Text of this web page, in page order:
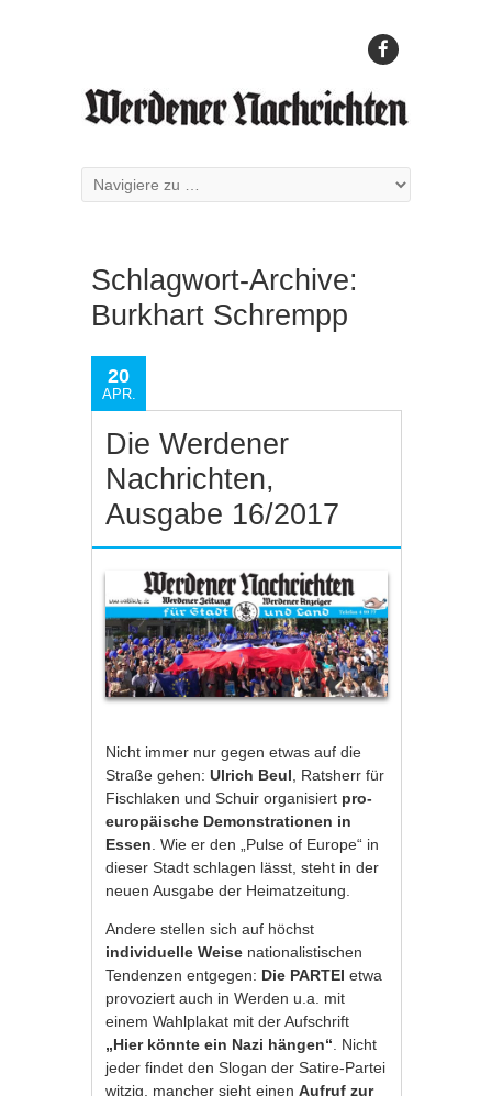
Schlagwort-Archive:
Burkhart Schrempp
20
APR.
Die Werdener
Nachrichten,
Ausgabe 16/2017
Nicht immer nur gegen etwas auf die
Straße gehen:Ulrich Beul , Ratsherr für
Fischlaken und Schuir organisiert pro-
europäische Demonstrationen in
Essen . Wie er den „Pulse of Europe“ in
dieser Stadt schlagen lässt, steht in der
neuen Ausgabe der Heimatzeitung.
Andere stellen sich auf höchst
individuelle Weise nationalistischen
Tendenzen entgegen: Die PARTEI etwa
provoziert auch in Werden u.a. mit
einem Wahlplakat mit der Aufschrift
„Hier könnte ein Nazi hängen“ . Nicht
jeder findet den Slogan der Satire-Partei
witzig, mancher sieht einenAufruf zur